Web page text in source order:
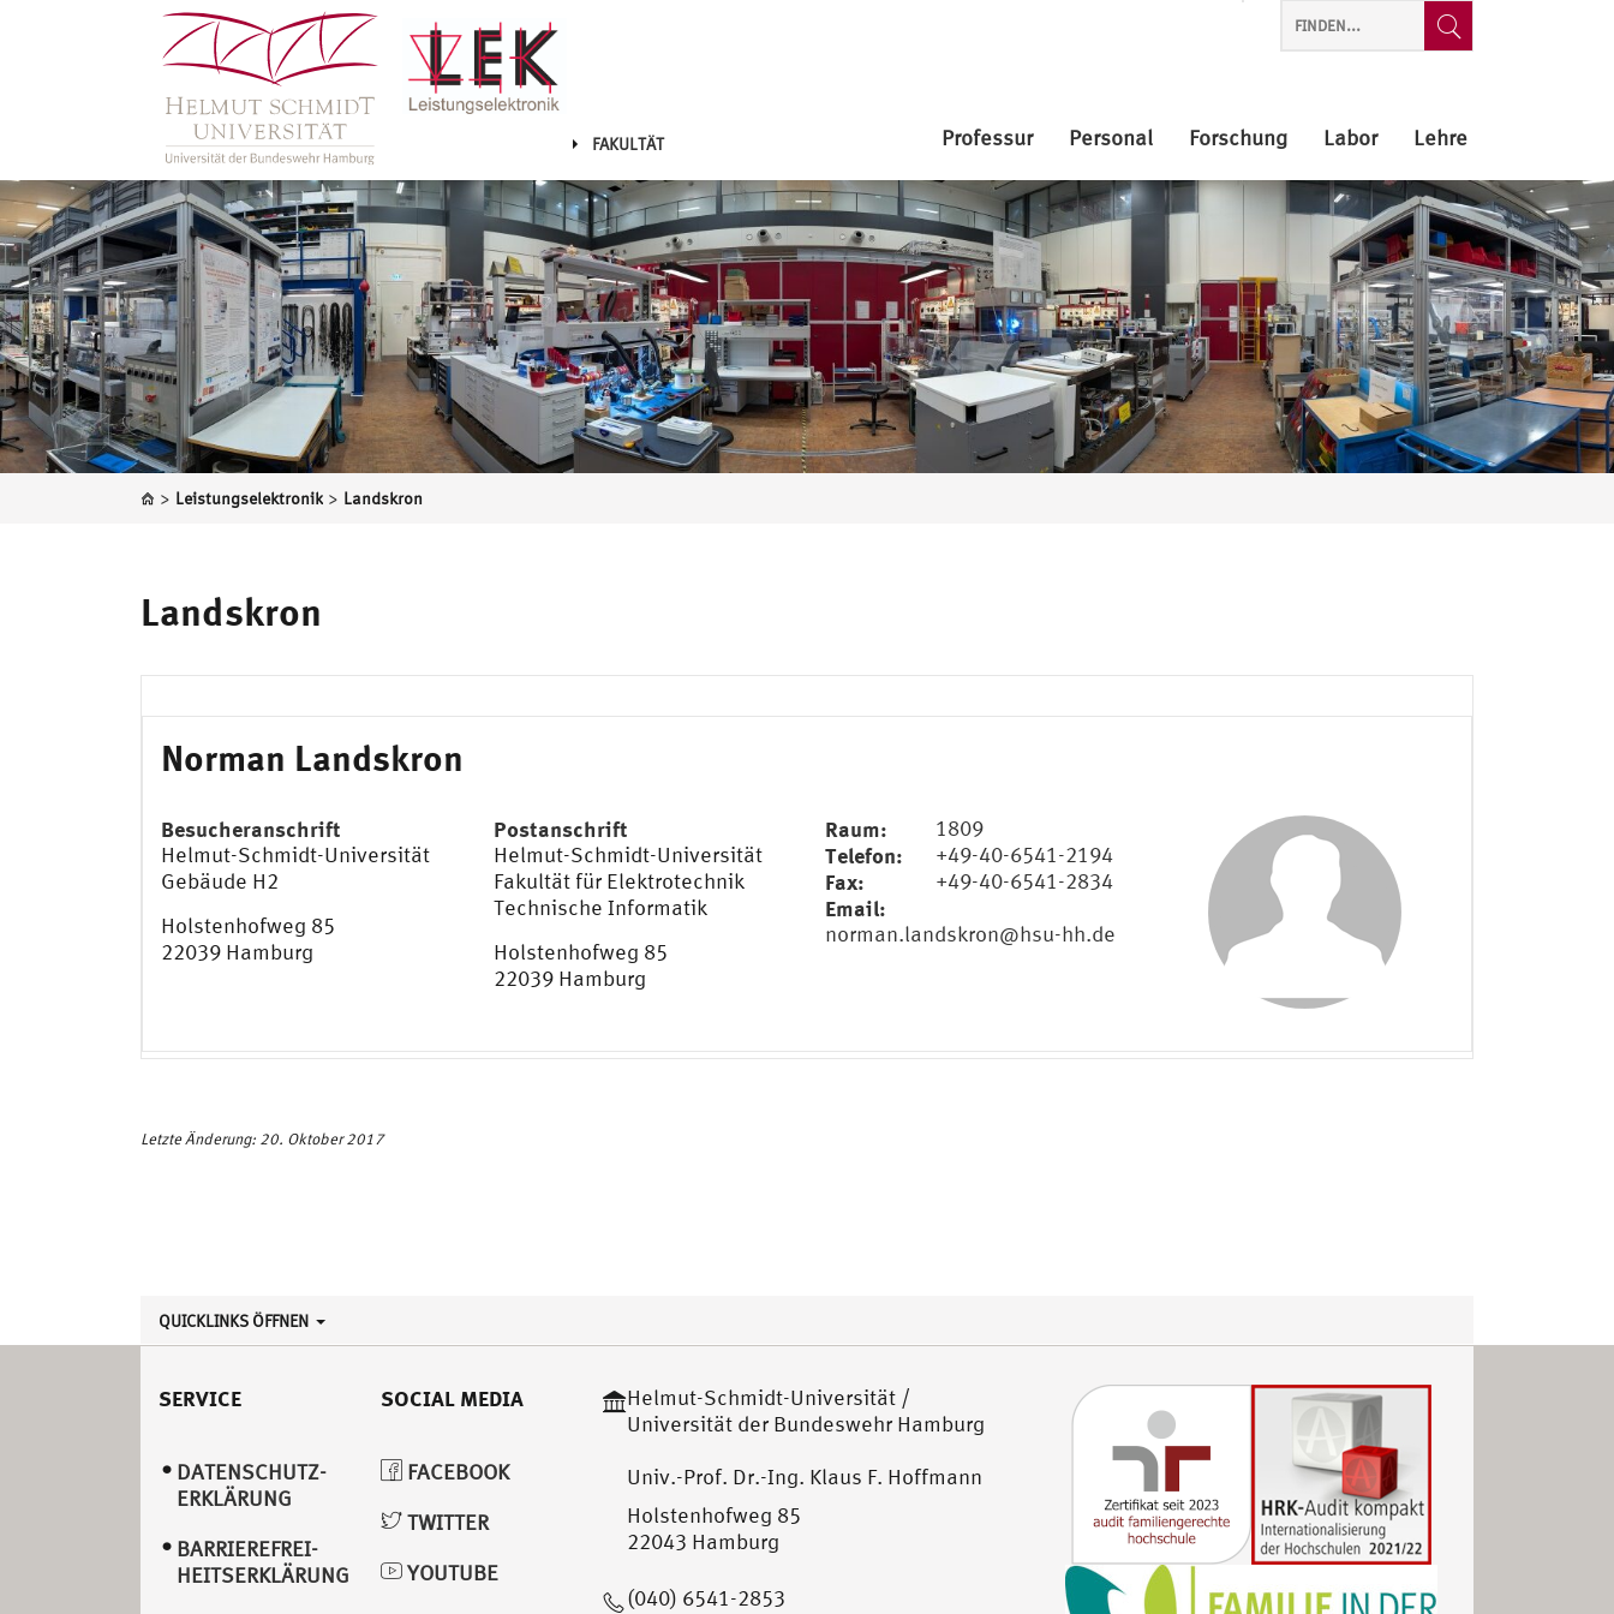
FAKULTÄT Professur Personal Forschung Labor Lehre
> Leistungselektronik > Landskron
Landskron
Norman Landskron
Raum: 1809
Telefon: +49-40-6541-2194
Fax: +49-40-6541-2834
Email:
norman.landskron@hsu-hh.de
Besucheranschrift
Helmut-Schmidt-Universität
Gebäude H2
Holstenhofweg 85
22039 Hamburg
Postanschrift
Helmut-Schmidt-Universität
Fakultät für Elektrotechnik
Technische Informatik
Holstenhofweg 85
22039 Hamburg
Letzte Änderung: 20. Oktober 2017
QUICKLINKS ÖFFNEN
SERVICE
DATENSCHUTZ­
ERKLÄRUNG
BARRIEREFREI­
HEITSERKLÄRUNG
SOCIAL MEDIA
FACEBOOK
TWITTER
YOUTUBE
Helmut-Schmidt-Universität /
Universität der Bundeswehr Hamburg
Univ.-Prof. Dr.-Ing. Klaus F. Hoffmann
Holstenhofweg 85
22043 Hamburg
(040) 6541-2853